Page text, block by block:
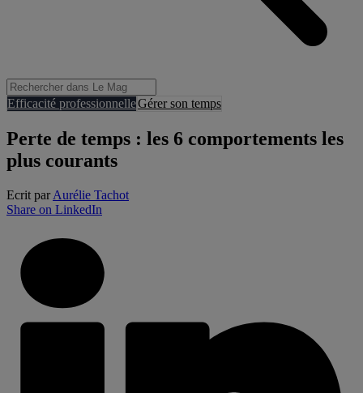
Efficacité professionnelleGérer son temps
Perte de temps : les 6 comportements les
plus courants
Ecrit parAurélie Tachot
Share on LinkedIn